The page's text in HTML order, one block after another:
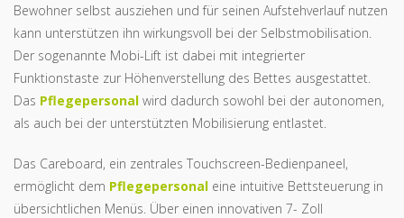
Bewohner selbst ausziehen und für seinen Aufstehverlauf nutzen
kann unterstützen ihn wirkungsvoll bei der Selbstmobilisation.
Der sogenannte Mobi-Lift ist dabei mit integrierter
Funktionstaste zur Höhenverstellung des Bettes ausgestattet.
Das Pflegepersonal wird dadurch sowohl bei der autonomen,
als auch bei der unterstützten Mobilisierung entlastet.
Das Careboard, ein zentrales Touchscreen-Bedienpaneel,
ermöglicht dem Pflegepersonal eine intuitive Bettsteuerung in
übersichtlichen Menüs. Über einen innovativen 7- Zoll